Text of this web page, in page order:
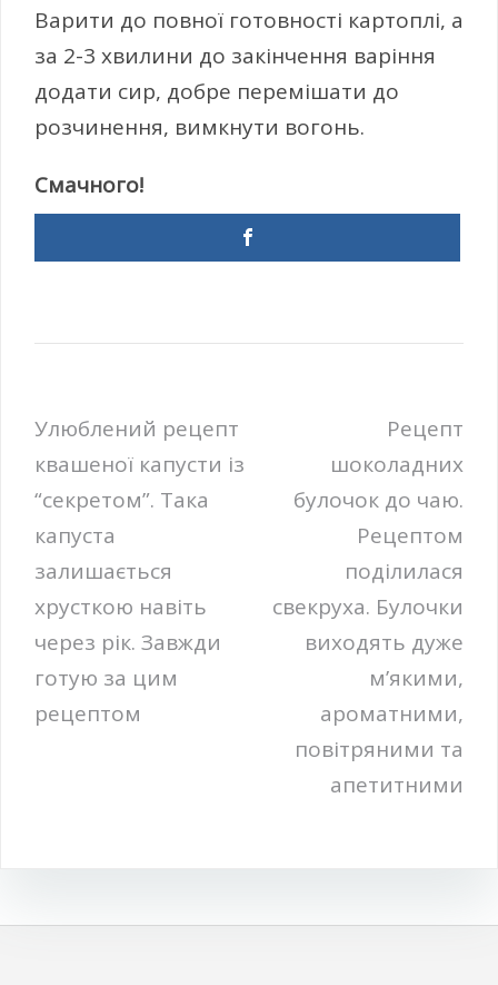
Варити до повної готовності картоплі, а
за 2-3 хвилини до закінчення варіння
додати сир, добре перемішати до
розчинення, вимкнути вогонь.
Смачного!
Навігація
записів
Улюблений рецепт
квашеної капусти із
“секретом”. Така
капуста
залишається
хрусткою навіть
через рік. Завжди
готую за цим
рецептом
Рецепт
шоколадних
булочок до чаю.
Рецептом
поділилася
свекруха. Булочки
виходять дуже
м’якими,
ароматними,
повітряними та
апетитними